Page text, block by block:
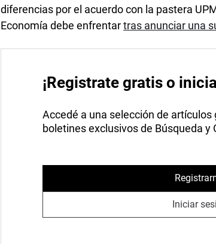
diferencias por el acuerdo con la pastera
Economía debe enfrentartras anunciar una
¡Registrate gratis o
Accedé a una selección de
boletines exclusivos de Búsqueda y
Iniciar